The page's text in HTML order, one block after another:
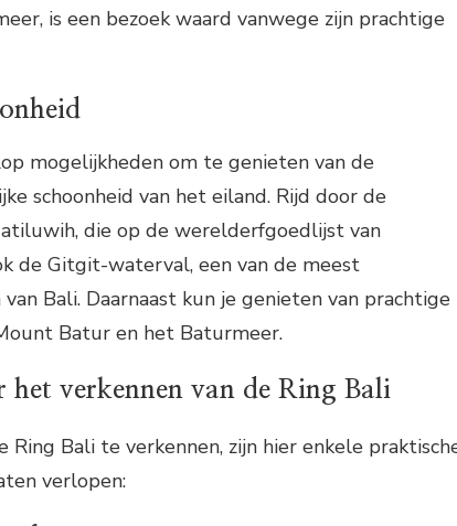
is een bezoek waard vanwege zijn prachtige
mogelijkheden om te genieten van de
schoonheid van het eiland. Rijd door de
die op de werelderfgoedlijst van
de Gitgit-waterval, een van de meest
Bali. Daarnaast kun je genieten van prachtige
Batur en het Baturmeer.
het verkennen van de Ring Bali
Ring Bali te verkennen, zijn hier enkele
verlopen: